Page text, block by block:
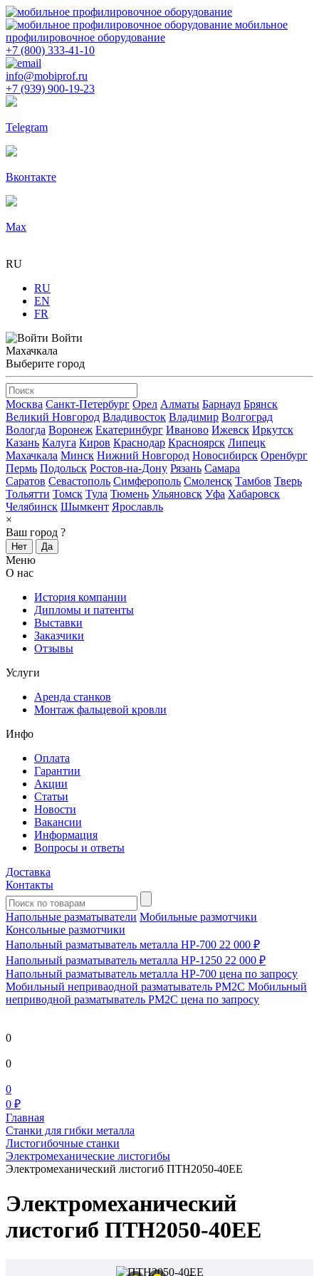
мобильное
профилировочное оборудование
+7 (800) 333-41-10
info@mobiprof.ru
+7 (939) 900-19-23
Telegram
Вконтакте
Max
RU
RU
EN
FR
Войти
Махачкала
Выберите город
Москва Санкт-Петербург Орел Алматы Барнаул Брянск
Великий Новгород Владивосток Владимир Волгоград
Вологда Воронеж Екатеринбург Иваново Ижевск Иркутск
Казань Калуга Киров Краснодар Красноярск Липецк
Махачкала Минск Нижний Новгород Новосибирск Оренбург
Пермь Подольск Ростов-на-Дону Рязань Самара
Саратов Севастополь Симферополь Смоленск Тамбов Тверь
Тольятти Томск Тула Тюмень Ульяновск Уфа Хабаровск
Челябинск Шымкент Ярославль
×
Ваш город ?
Нет Да
Меню
О нас
История компании
Дипломы и патенты
Выставки
Заказчики
Отзывы
Услуги
Аренда станков
Монтаж фальцевой кровли
Инфо
Оплата
Гарантии
Акции
Статьи
Новости
Вакансии
Информация
Вопросы и ответы
Доставка
Контакты
Напольные разматыватели Мобильные размотчики
Консольные размотчики
Напольный разматыватель металла HP-700 22 000 ₽
Напольный разматыватель металла HP-1250 22 000 ₽
Напольный разматыватель металла HP-700 цена по запросу
Мобильный непривaодной разматыватель РМ2С Мобильный
неприводной разматыватель РМ2С цена по запросу
0
0
0
0 ₽
Главная
Станки для гибки металла
Листогибочные станки
Электромеханические листогибы
Электромеханический листогиб ПТН2050-40ЕЕ
Электромеханический
листогиб ПТН2050-40ЕЕ